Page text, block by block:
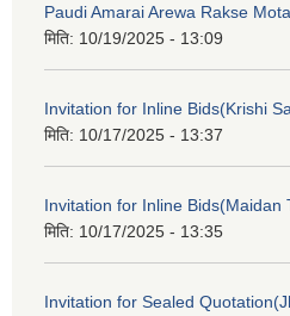
Paudi Amarai Arewa Rakse
मिति: 10/19/2025 - 13:09
Invitation for Inline Bids(Krishi
मिति: 10/17/2025 - 13:37
Invitation for Inline Bids(Maidan
मिति: 10/17/2025 - 13:35
Invitation for Sealed